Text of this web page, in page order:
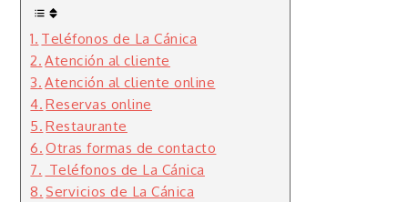
Teléfonos de La Cánica
Atención al cliente
Atención al cliente online
Reservas online
Restaurante
Otras formas de contacto
Teléfonos de La Cánica
Servicios de La Cánica